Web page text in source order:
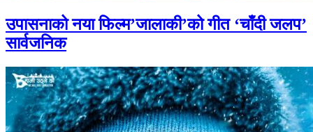
उपासनाको नया फिल्म’जालाकी’को गीत ‘चाँदी जलप’
सार्वजनिक